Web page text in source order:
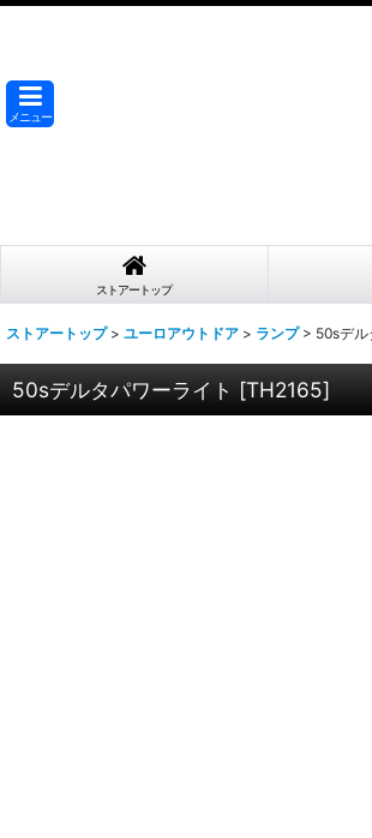
メニュー
ストアートップ
ストアートップ > ユーロアウトドア > ランプ > 50sデル
50sデルタパワーライト [TH2165]